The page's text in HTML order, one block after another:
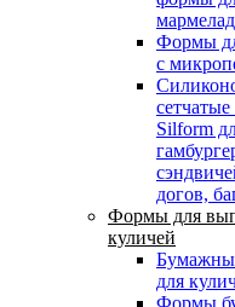
Формы
с
Silform
догов,
Формы для
куличей
для